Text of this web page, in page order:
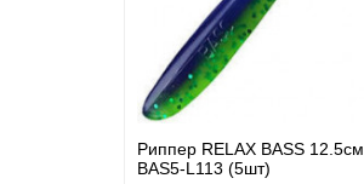
Риппер RELAX BASS 12.5см
BAS5-L113 (5шт)